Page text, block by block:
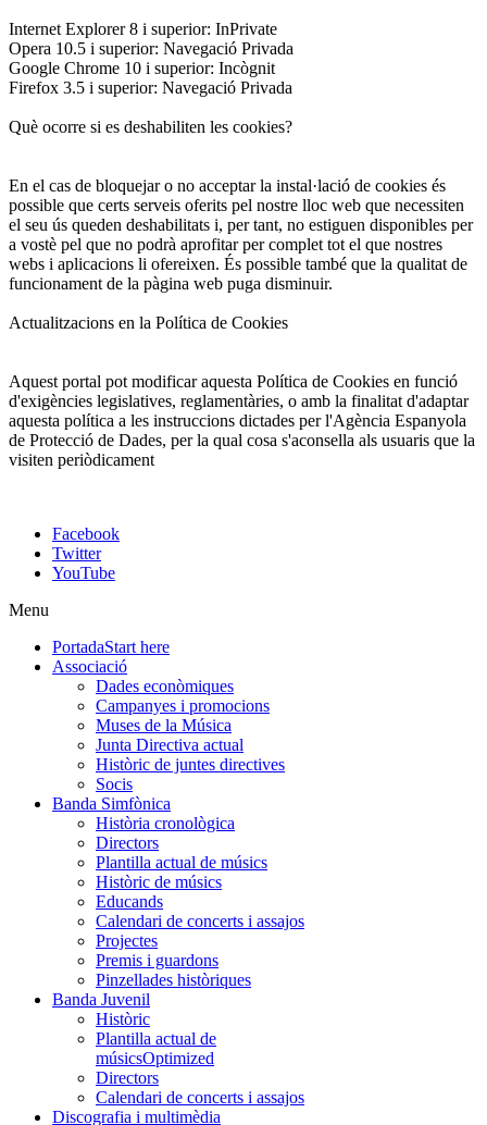
Internet Explorer 8 i superior: InPrivate
Opera 10.5 i superior: Navegació Privada
Google Chrome 10 i superior: Incògnit
Firefox 3.5 i superior: Navegació Privada
Què ocorre si es deshabiliten les cookies?
En el cas de bloquejar o no acceptar la instal·lació de cookies és
possible que certs serveis oferits pel nostre lloc web que necessiten
el seu ús queden deshabilitats i, per tant, no estiguen disponibles per
a vostè pel que no podrà aprofitar per complet tot el que nostres
webs i aplicacions li ofereixen. És possible també que la qualitat de
funcionament de la pàgina web puga disminuir.
Actualitzacions en la Política de Cookies
Aquest portal pot modificar aquesta Política de Cookies en funció
d'exigències legislatives, reglamentàries, o amb la finalitat d'adaptar
aquesta política a les instruccions dictades per l'Agència Espanyola
de Protecció de Dades, per la qual cosa s'aconsella als usuaris que la
visiten periòdicament
Facebook
Twitter
YouTube
Menu
PortadaStart here
Associació
Dades econòmiques
Campanyes i promocions
Muses de la Música
Junta Directiva actual
Històric de juntes directives
Socis
Banda Simfònica
Història cronològica
Directors
Plantilla actual de músics
Històric de músics
Educands
Calendari de concerts i assajos
Projectes
Premis i guardons
Pinzellades històriques
Banda Juvenil
Històric
Plantilla actual de
músicsOptimized
Directors
Calendari de concerts i assajos
Discografia i multimèdia